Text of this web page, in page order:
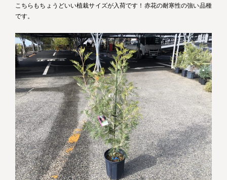
こちらもちょうどいい植栽サイズが入荷です！赤花の耐寒性の強い品種
です。